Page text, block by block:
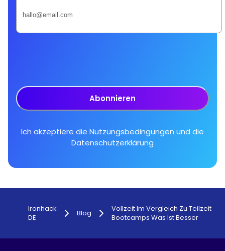
Abonnieren
Ich akzeptiere die Nutzungsbedingungen und die
Datenschutzerklärung
Ironhack
DE
Blog
Vollzeit Im Vergleich Zu Teilzeit
Bootcamps Was Ist Besser